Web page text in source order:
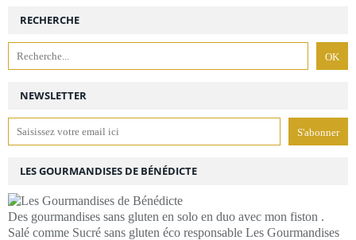
NEWSLETTER
RECHERCHE
LES GOURMANDISES DE BÉNÉDICTE
Des gourmandises sans gluten en solo en duo avec mon fiston .
Salé comme Sucré sans gluten éco responsable Les Gourmandises